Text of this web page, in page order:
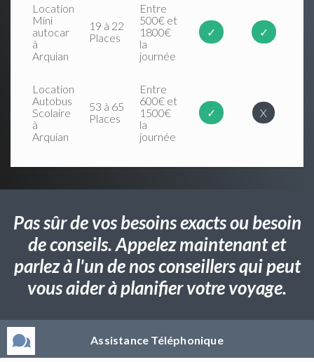
Location
Mini
autocar
à
Arquian
19 à 22
Places
Entre
500€ et
1800€
la
journée
✓ ✓
Location
Autobus
Scolaire
à
Arquian
53 à 65
Places
Entre
600€ et
1500€
la
journée
✓ X
Pas sûr de vos besoins exacts ou besoin
de conseils. Appelez maintenant et
parlez à l'un de nos conseillers qui peut
vous aider à planifier votre voyage.
Assistance Téléphonique